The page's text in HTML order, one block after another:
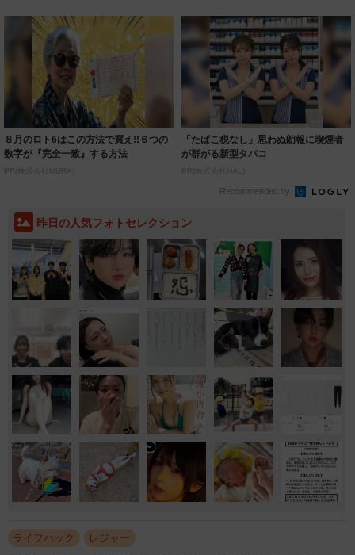
８月のロト6はこの方法で買え!!６つの
数字が『完全一致』する方法
PR(株式会社MURA)
「たばこ税なし」思わぬ朗報に喫煙者
が群がる新型タバコ
PR(株式会社HAL)
Recommended by
昨日の人気フォトセレクション
ライフハック レジャー